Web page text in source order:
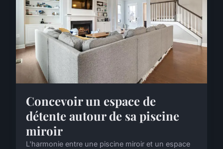
Concevoir un espace de
détente autour de sa piscine
miroir
L'harmonie entre une piscine miroir et un espace